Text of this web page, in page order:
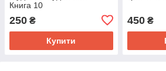
Книга 10
250 ₴
Купити
450₴